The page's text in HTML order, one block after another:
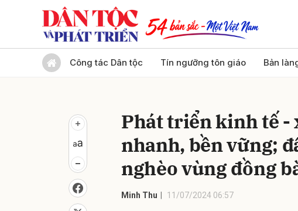
Công tác Dân tộc Tín ngưỡng tôn giáo Bản
Phát triển kinh tế -
nhanh, bền vững;
nghèo vùng đồng
Minh Thu 11/07/2024 06:57
Gửi bình